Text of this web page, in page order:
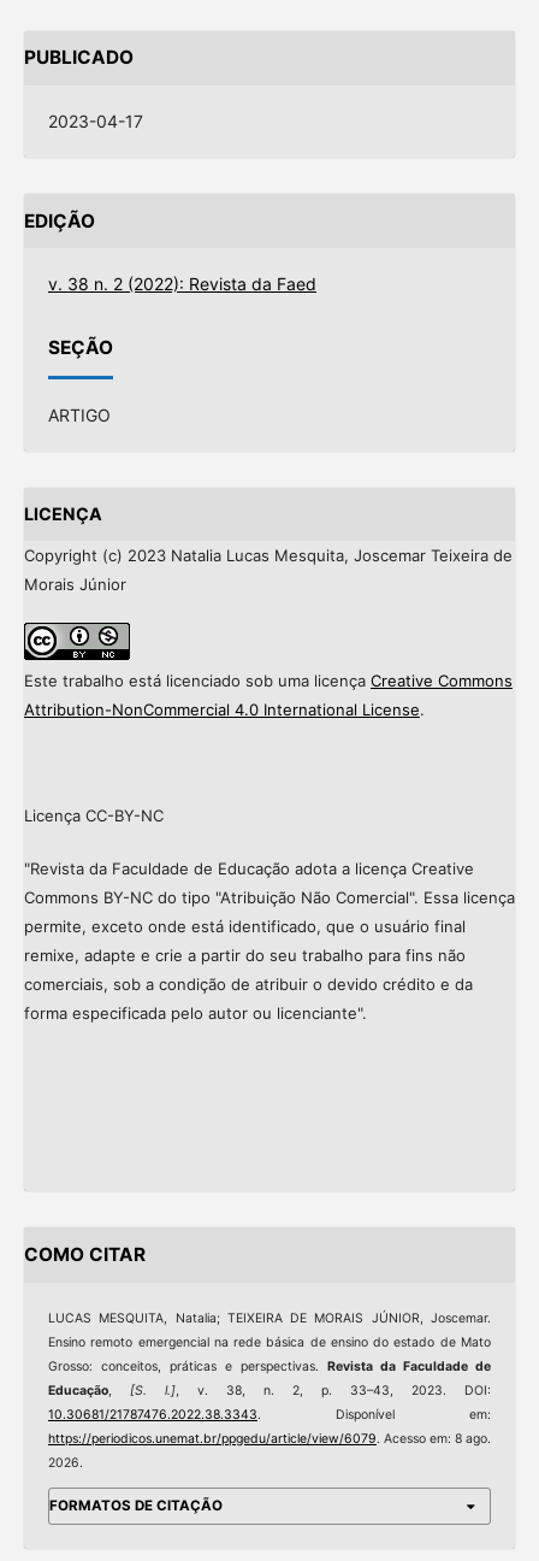
PUBLICADO
2023-04-17
EDIÇÃO
v. 38 n. 2 (2022): Revista da Faed
SEÇÃO
ARTIGO
LICENÇA
Copyright (c) 2023 Natalia Lucas Mesquita, Joscemar Teixeira de
Morais Júnior
Este trabalho está licenciado sob uma licença Creative Commons
Attribution-NonCommercial 4.0 International License.
Licença CC-BY-NC
"Revista da Faculdade de Educação adota a licença Creative
Commons BY-NC do tipo "Atribuição Não Comercial". Essa licença
permite, exceto onde está identificado, que o usuário final
remixe, adapte e crie a partir do seu trabalho para fins não
comerciais, sob a condição de atribuir o devido crédito e da
forma especificada pelo autor ou licenciante".
COMO CITAR
LUCAS MESQUITA, Natalia; TEIXEIRA DE MORAIS JÚNIOR, Joscemar.
Ensino remoto emergencial na rede básica de ensino do estado de Mato
Grosso: conceitos, práticas e perspectivas.Revista da Faculdade de
Educação, [S. l.], v. 38, n. 2, p. 33–43, 2023. DOI:
10.30681/21787476.2022.38.3343. Disponível em:
https://periodicos.unemat.br/ppgedu/article/view/6079. Acesso em: 8 ago.
2026.
FORMATOS DE CITAÇÃO